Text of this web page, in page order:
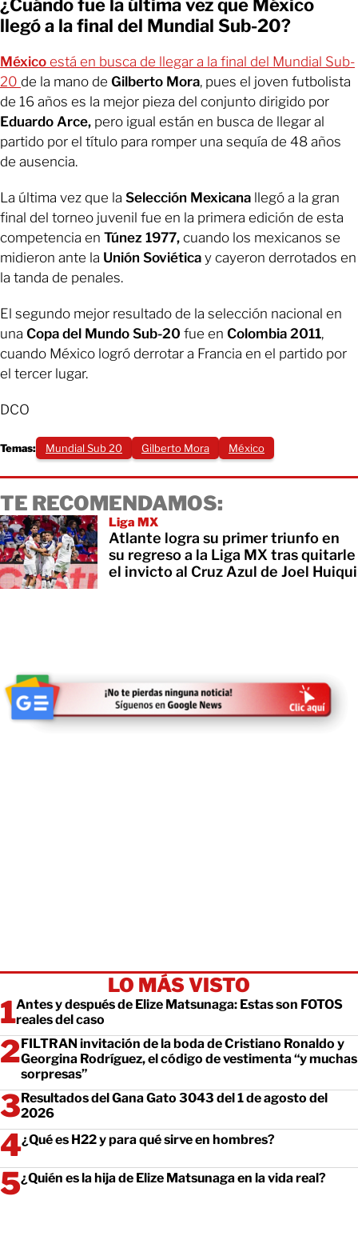
¿Cuándo fue la última vez que México
llegó a la final del Mundial Sub-20?
México está en busca de llegar a la final del Mundial Sub-
20 de la mano de Gilberto Mora, pues el joven futbolista
de 16 años es la mejor pieza del conjunto dirigido por
Eduardo Arce, pero igual están en busca de llegar al
partido por el título para romper una sequía de 48 años
de ausencia.
La última vez que la Selección Mexicana llegó a la gran
final del torneo juvenil fue en la primera edición de esta
competencia en Túnez 1977, cuando los mexicanos se
midieron ante la Unión Soviética y cayeron derrotados en
la tanda de penales.
El segundo mejor resultado de la selección nacional en
una Copa del Mundo Sub-20 fue en Colombia 2011,
cuando México logró derrotar a Francia en el partido por
el tercer lugar.
DCO
Temas: Mundial Sub 20 Gilberto Mora México
TE RECOMENDAMOS:
Liga MX
Atlante logra su primer triunfo en
su regreso a la Liga MX tras quitarle
el invicto al Cruz Azul de Joel Huiqui
LO MÁS VISTO
Antes y después de Elize Matsunaga: Estas son FOTOS
reales del caso
FILTRAN invitación de la boda de Cristiano Ronaldo y
Georgina Rodríguez, el código de vestimenta “y muchas
sorpresas”
Resultados del Gana Gato 3043 del 1 de agosto del
2026
¿Qué es H22 y para qué sirve en hombres?
¿Quién es la hija de Elize Matsunaga en la vida real?